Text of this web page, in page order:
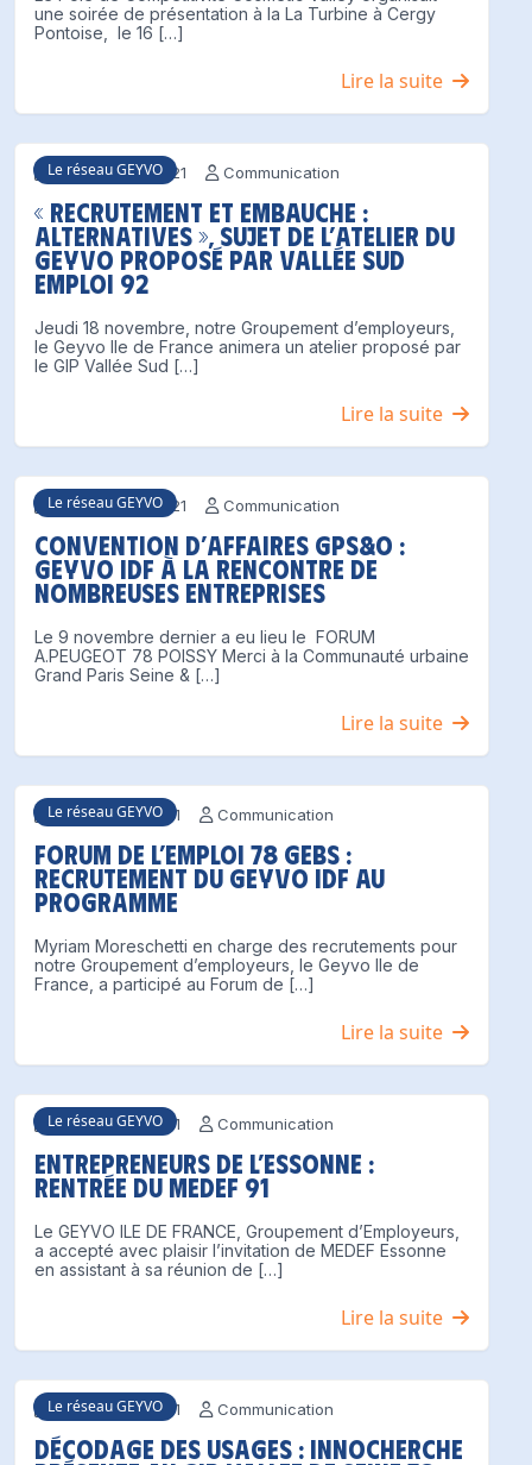
une soirée de présentation à la La Turbine à Cergy
Pontoise, le 16 […]
Lire la suite
Le réseau GEYVO
16 novembre 2021 Communication
« Recrutement et embauche :
alternatives », sujet de l’atelier du
Geyvo proposé par Vallée Sud
Emploi 92
Jeudi 18 novembre, notre Groupement d’employeurs,
le Geyvo Ile de France animera un atelier proposé par
le GIP Vallée Sud […]
Lire la suite
Le réseau GEYVO
10 novembre 2021 Communication
Convention d’affaires GPS&O :
Geyvo IDF à la rencontre de
nombreuses entreprises
Le 9 novembre dernier a eu lieu le FORUM
A.PEUGEOT 78 POISSY Merci à la Communauté urbaine
Grand Paris Seine & […]
Lire la suite
Le réseau GEYVO
9 novembre 2021 Communication
Forum de l’emploi 78 GEBS :
recrutement du Geyvo IDF au
programme
Myriam Moreschetti en charge des recrutements pour
notre Groupement d’employeurs, le Geyvo Ile de
France, a participé au Forum de […]
Lire la suite
Le réseau GEYVO
7 novembre 2021 Communication
Entrepreneurs de l’Essonne :
Rentrée du MEDEF 91
Le GEYVO ILE DE FRANCE, Groupement d’Employeurs,
a accepté avec plaisir l’invitation de MEDEF Essonne
en assistant à sa réunion de […]
Lire la suite
Le réseau GEYVO
6 novembre 2021 Communication
Décodage des usages : Innocherche